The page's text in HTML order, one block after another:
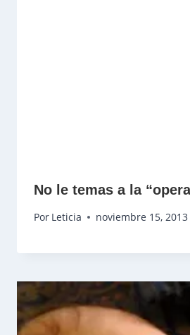
No le temas a la
Por Leticia noviembre 15, 2013